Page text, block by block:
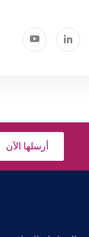
أرسلها الآن